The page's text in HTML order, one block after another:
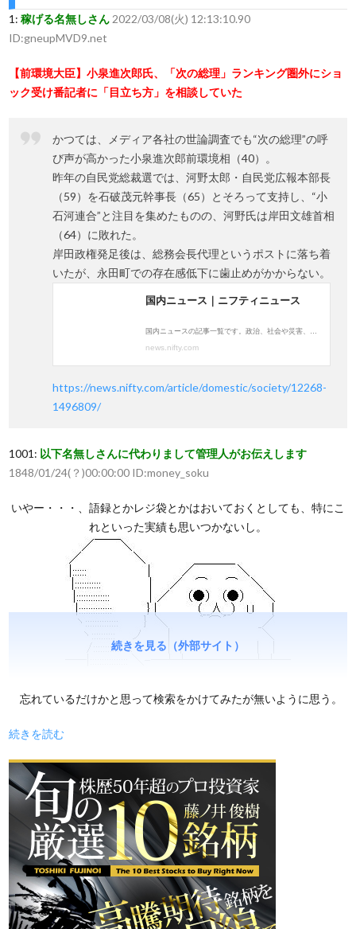
1: 稼げる名無しさん 2022/03/08(火) 12:13:10.90
ID:gneupMVD9.net
【前環境大臣】小泉進次郎氏、「次の総理」ランキング圏外にショ
ック受け番記者に「目立ち方」を相談していた
かつては、メディア各社の世論調査でも“次の総理”の呼
び声が高かった小泉進次郎前環境相（40）。
昨年の自民党総裁選では、河野太郎・自民党広報本部長
（59）を石破茂元幹事長（65）とそろって支持し、“小
石河連合”と注目を集めたものの、河野氏は岸田文雄首相
（64）に敗れた。
岸田政権発足後は、総務会長代理というポストに落ち着
いたが、永田町での存在感低下に歯止めがかからない。
https://news.nifty.com/article/domestic/society/12268-
1496809/
1001: 以下名無しさんに代わりまして管理人がお伝えします
1848/01/24(？)00:00:00 ID:money_soku
いやー・・・、語録とかレジ袋とかはおいておくとしても、特にこ
れといった実績も思いつかないし。
忘れているだけかと思って検索をかけてみたが無いように思う。
続きを読む
続きを見る（外部サイト）